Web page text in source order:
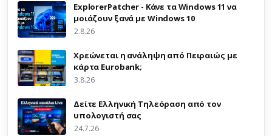
ExplorerPatcher - Κάνε τα Windows 11 να
μοιάζουν ξανά με Windows 10
2.8.26
Χρεώνεται η ανάληψη από Πειραιώς με
κάρτα Eurobank;
3.8.26
Δείτε Ελληνική Τηλεόραση από τον
υπολογιστή σας
24.7.26